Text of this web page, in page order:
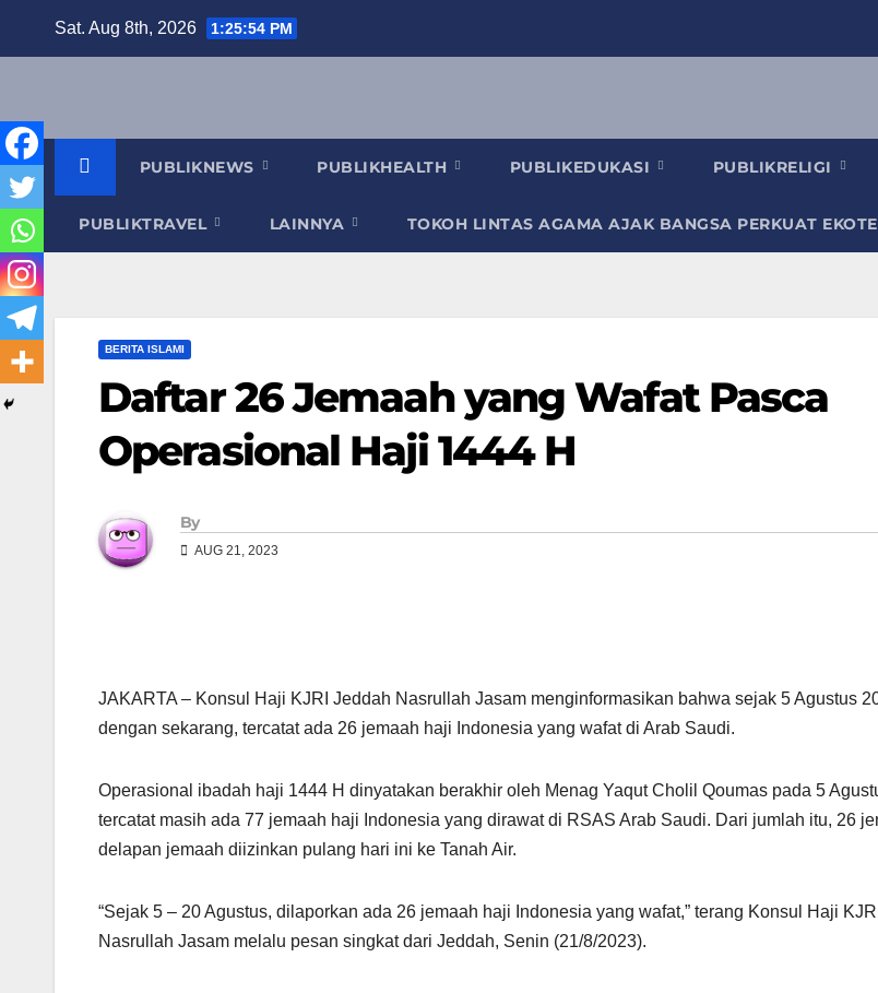
Sat. Aug 8th, 2026 1:25:54 PM
PUBLIKNEWS PUBLIKHEALTH PUBLIKEDUKASI PUBLIKRELIGI
PUBLIKTRAVEL LAINNYA TOKOH LINTAS AGAMA AJAK BANGSA PERKUAT
BERITA ISLAMI
Daftar 26 Jemaah yang Wafat Pasca
Operasional Haji 1444 H
By
AUG 21, 2023
JAKARTA – Konsul Haji KJRI Jeddah Nasrullah Jasam menginformasikan bahwa sejak 5 Agustus
dengan sekarang, tercatat ada 26 jemaah haji Indonesia yang wafat di Arab Saudi.
Operasional ibadah haji 1444 H dinyatakan berakhir oleh Menag Yaqut Cholil Qoumas pada 5
tercatat masih ada 77 jemaah haji Indonesia yang dirawat di RSAS Arab Saudi. Dari jumlah itu, 26
delapan jemaah diizinkan pulang hari ini ke Tanah Air.
“Sejak 5 – 20 Agustus, dilaporkan ada 26 jemaah haji Indonesia yang wafat,” terang Konsul Haji
Nasrullah Jasam melalu pesan singkat dari Jeddah, Senin (21/8/2023).